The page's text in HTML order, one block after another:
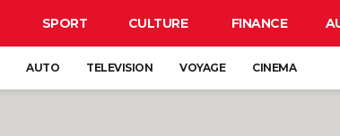
SPORT CULTURE FINANCE
AUTO TELEVISION VOYAGE CINEMA